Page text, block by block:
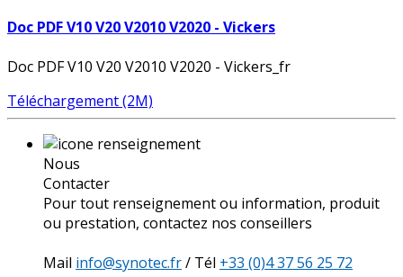
Doc PDF V10 V20 V2010 V2020 - Vickers
Doc PDF V10 V20 V2010 V2020 - Vickers_fr
Téléchargement (2M)
Nous
Contacter
Pour tout renseignement ou information, produit
ou prestation, contactez nos conseillers
Mail info@synotec.fr/ Tél +33 (0)4 37 56 25 72